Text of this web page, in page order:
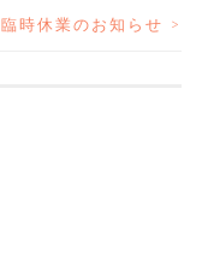
臨時休業のお知らせ >